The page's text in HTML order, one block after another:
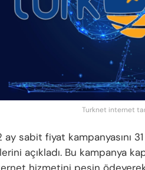
Turknet internet
ay sabit fiyat kampanyasını
açıkladı. Bu kampanya